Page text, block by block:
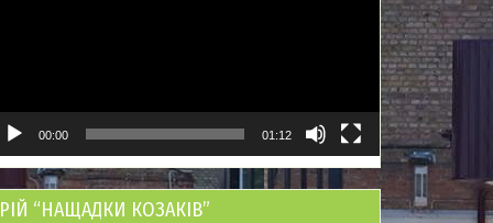
00:00 01:12
РІЙ “НАЩАДКИ КОЗАКІВ”